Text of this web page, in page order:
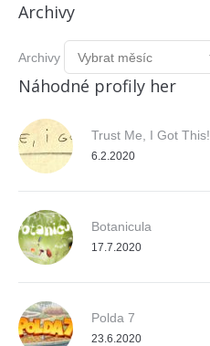
Archivy
Archivy
Náhodné profily her
Trust Me, I Got This!
6.2.2020
Botanicula
17.7.2020
Polda 7
23.6.2020